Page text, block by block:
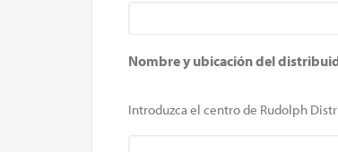
Nombre y ubicación del
Introduzca el centro de Rudolph